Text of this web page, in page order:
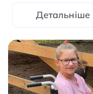
складні травми.
багатьох
зараз вдома.
триває. Попереду &mdash; важлива
операція, без
до повноцінного
Детальніше